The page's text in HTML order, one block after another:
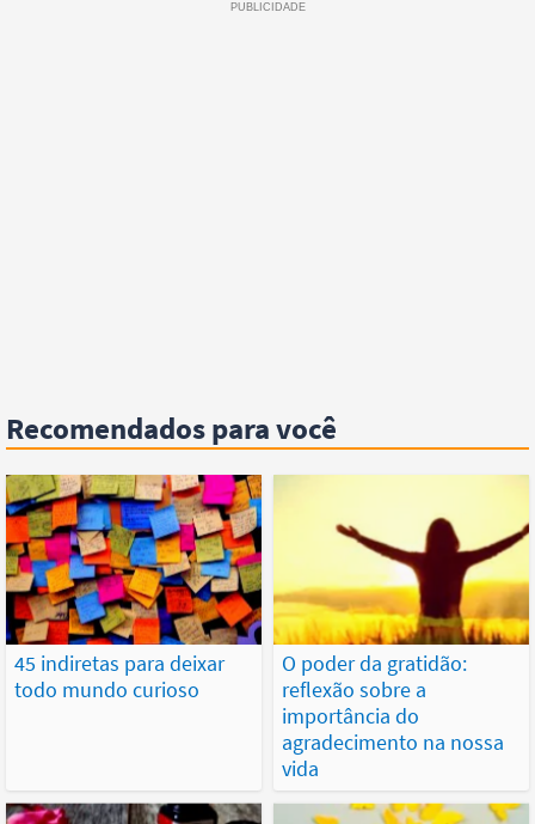
Recomendados para você
45 indiretas para deixar
todo mundo curioso
O poder da gratidão:
reflexão sobre a
importância do
agradecimento na nossa
vida